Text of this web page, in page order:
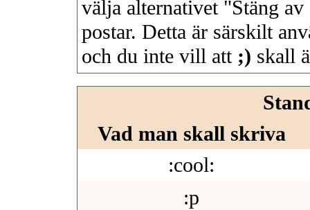
välja alternativet "Stäng
postar. Detta är särskilt
och du inte vill att ;) skall
Vad man skall skriva
:cool:
:p